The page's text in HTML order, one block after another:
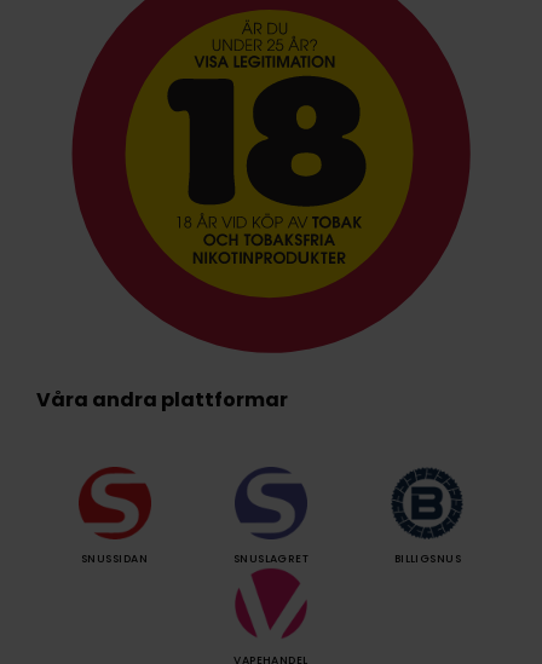
Våra andra plattformar
SNUSSIDAN SNUSLAGRET BILLIGSNUS
VAPEHANDEL